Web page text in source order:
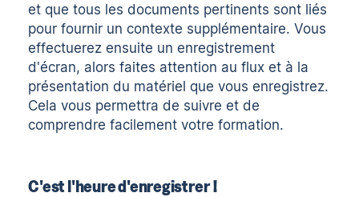
et que tous les documents pertinents sont liés
pour fournir un contexte supplémentaire. Vous
effectuerez ensuite un enregistrement
d'écran, alors faites attention au flux et à la
présentation du matériel que vous enregistrez.
Cela vous permettra de suivre et de
comprendre facilement votre formation.
C'est l'heure d'enregistrer !